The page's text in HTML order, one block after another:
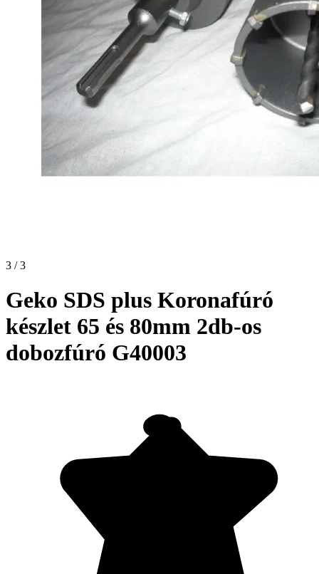
3 / 3
Geko SDS plus Koronafúró
készlet 65 és 80mm 2db-os
dobozfúró G40003